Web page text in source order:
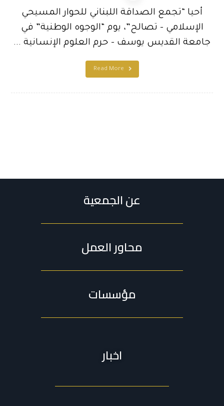
أحيا “تجمع الصداقة اللبناني للحوار المسيحي
الإسلامي – تصالح”، يوم “الوجوه الوطنية” في
جامعة القديس يوسف – حرم العلوم الإنسانية ...
Read More
عن الجمعية
محاور العمل
مؤسسات
اخبار